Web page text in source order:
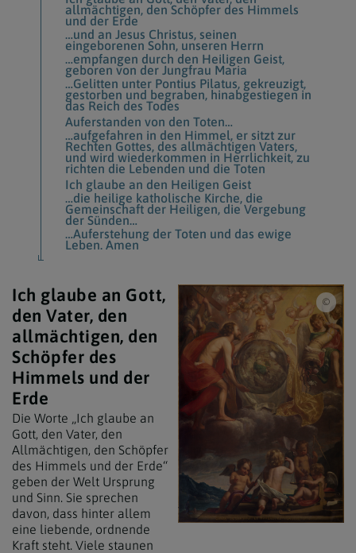
allmächtigen, den Schöpfer des Himmels
und der Erde
…und an Jesus Christus, seinen
eingeborenen Sohn, unseren Herrn
…empfangen durch den Heiligen Geist,
geboren von der Jungfrau Maria
…Gelitten unter Pontius Pilatus, gekreuzigt,
gestorben und begraben, hinabgestiegen in
das Reich des Todes
Auferstanden von den Toten…
…aufgefahren in den Himmel, er sitzt zur
Rechten Gottes, des allmächtigen Vaters,
und wird wiederkommen in Herrlichkeit, zu
richten die Lebenden und die Toten
Ich glaube an den Heiligen Geist
…die heilige katholische Kirche, die
Gemeinschaft der Heiligen, die Vergebung
der Sünden…
…Auferstehung der Toten und das ewige
Leben. Amen
Ich glaube an Gott,
den Vater, den
allmächtigen, den
Schöpfer des
Himmels und der
Erde
Die Worte „Ich glaube an
Gott, den Vater, den
Allmächtigen, den Schöpfer
des Himmels und der Erde“
geben der Welt Ursprung
und Sinn. Sie sprechen
davon, dass hinter allem
eine liebende, ordnende
Kraft steht. Viele staunen